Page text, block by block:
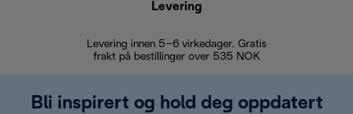
Levering
Levering innen 5–6 virkedager. Gratis
frakt på bestillinger over 535 NOK
Bli inspirert og hold deg oppdatert